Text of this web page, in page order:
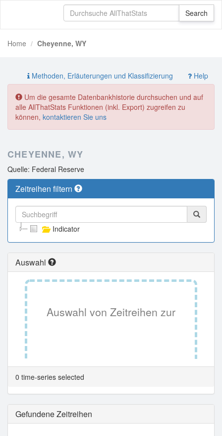
Home Cheyenne, WY
Methoden, Erläuterungen und Klassifizierung Help
Um die gesamte Datenbankhistorie durchsuchen und auf
alle AllThatStats Funktionen (inkl. Export) zugreifen zu
können, kontaktieren Sie uns
CHEYENNE, WY
Quelle: Federal Reserve
Zeitreihen filtern
Indicator
Auswahl
Auswahl von Zeitreihen zur
Tabellenansicht.
0 time-series selected
Gefundene Zeitreihen